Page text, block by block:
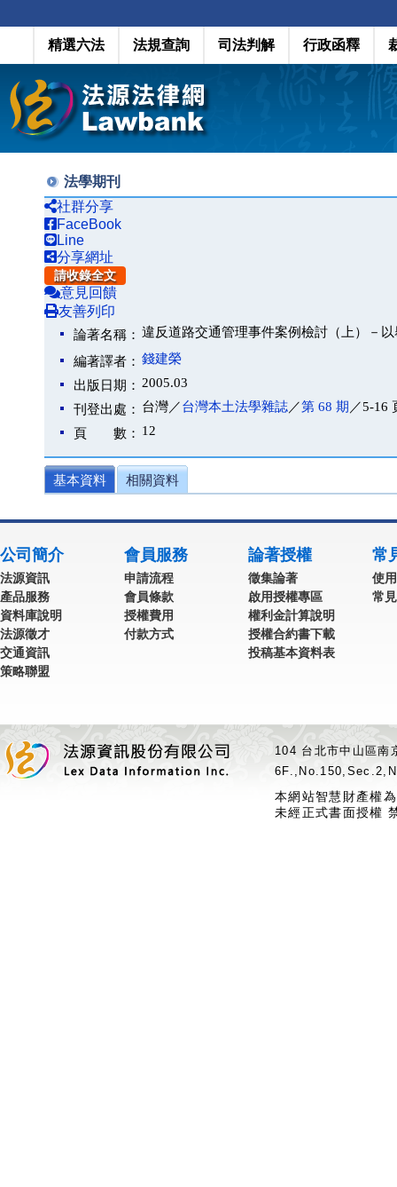
精選六法 法規查詢 司法判解 行政函釋
法學期刊
社群分享
FaceBook
Line
分享網址
請收錄全文
意見回饋
友善列印
論著名稱： 違反道路交通管理事件案例檢討（上）－
編著譯者： 錢建榮
出版日期： 2005.03
刊登出處： 台灣／台灣本土法學雜誌／第 68 期 ／5-16
頁 數： 12
基本資料 相關資料
公司簡介
法源資訊
產品服務
資料庫說明
法源徵才
交通資訊
策略聯盟
會員服務
申請流程
會員條款
授權費用
付款方式
論著授權
徵集論著
啟用授權專區
權利金計算說明
授權合約書下載
投稿基本資料表
常
使
常
104 台北市中山區
本網站智慧財產權
未經正式書面授權